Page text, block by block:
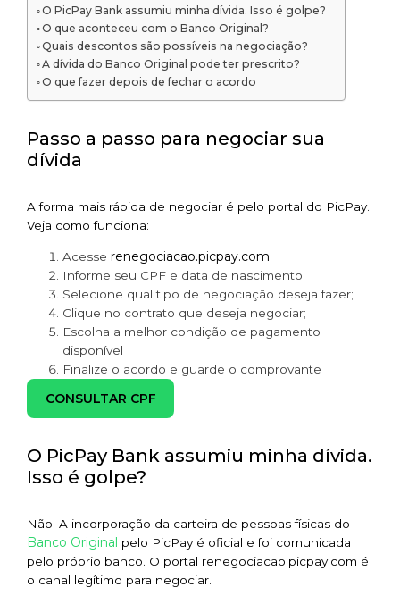
O PicPay Bank assumiu minha dívida. Isso é golpe?
O que aconteceu com o Banco Original?
Quais descontos são possíveis na negociação?
A dívida do Banco Original pode ter prescrito?
O que fazer depois de fechar o acordo
Passo a passo para negociar sua
dívida
A forma mais rápida de negociar é pelo portal do PicPay.
Veja como funciona:
Acesse renegociacao.picpay.com;
Informe seu CPF e data de nascimento;
Selecione qual tipo de negociação deseja fazer;
Clique no contrato que deseja negociar;
Escolha a melhor condição de pagamento
disponível
Finalize o acordo e guarde o comprovante
CONSULTAR CPF
O PicPay Bank assumiu minha dívida.
Isso é golpe?
Não. A incorporação da carteira de pessoas físicas do
Banco Original pelo PicPay é oficial e foi comunicada
pelo próprio banco. O portal renegociacao.picpay.com é
o canal legítimo para negociar.